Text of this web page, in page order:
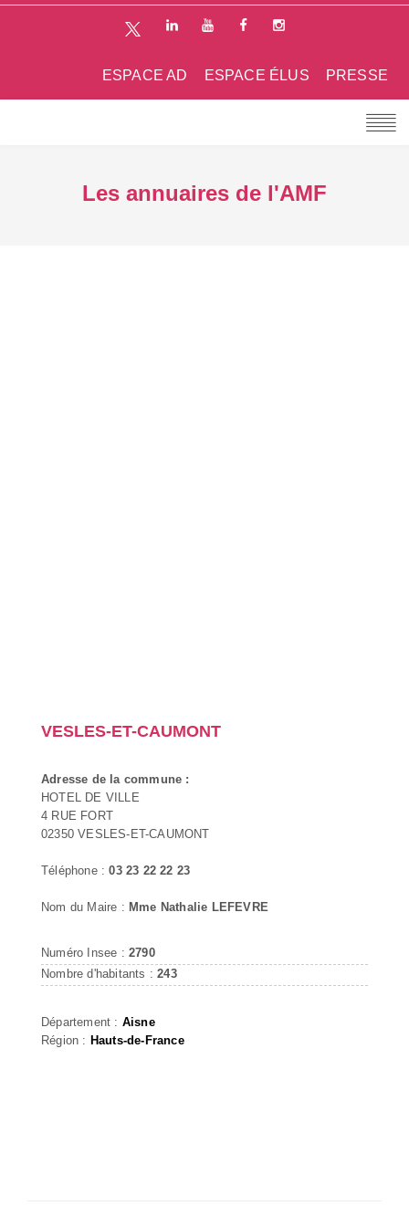
PRESSE
ESPACE ÉLUS
ESPACE AD
Les annuaires de l'AMF
VESLES-ET-CAUMONT
Adresse de la commune :
HOTEL DE VILLE
4 RUE FORT
02350 VESLES-ET-CAUMONT
Téléphone :03 23 22 22 23
Nom du Maire : Mme Nathalie LEFEVRE
Numéro Insee : 2790
Nombre d'habitants :243
Département : Aisne
Région : Hauts-de-France